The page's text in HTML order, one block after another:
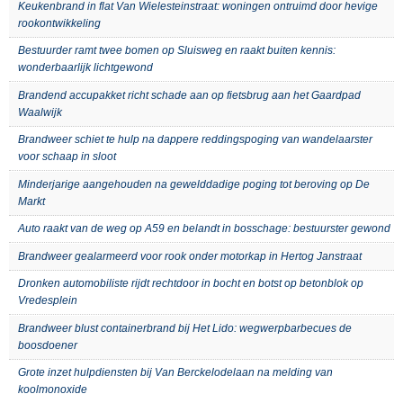
Keukenbrand in flat Van Wielesteinstraat: woningen ontruimd door hevige
rookontwikkeling
Bestuurder ramt twee bomen op Sluisweg en raakt buiten kennis:
wonderbaarlijk lichtgewond
Brandend accupakket richt schade aan op fietsbrug aan het Gaardpad
Waalwijk
Brandweer schiet te hulp na dappere reddingspoging van wandelaarster
voor schaap in sloot
Minderjarige aangehouden na gewelddadige poging tot beroving op De
Markt
Auto raakt van de weg op A59 en belandt in bosschage: bestuurster gewond
Brandweer gealarmeerd voor rook onder motorkap in Hertog Janstraat
Dronken automobiliste rijdt rechtdoor in bocht en botst op betonblok op
Vredesplein
Brandweer blust containerbrand bij Het Lido: wegwerpbarbecues de
boosdoener
Grote inzet hulpdiensten bij Van Berckelodelaan na melding van
koolmonoxide